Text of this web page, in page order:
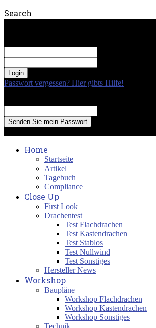
Search
Passwort vergessen? Hier gibts Hilfe!
Home
Startseite
Artikel
Tagebuch
Compliance
Close Up
First Look
Drachentest
Test Flachdrachen
Test Kastendrachen
Test Stablos
Test Nullwind
Test Sonstiges
Hersteller News
Workshop
Baupläne
Workshop Flachdrachen
Workshop Kastendrachen
Workshop Sonstiges
Technik